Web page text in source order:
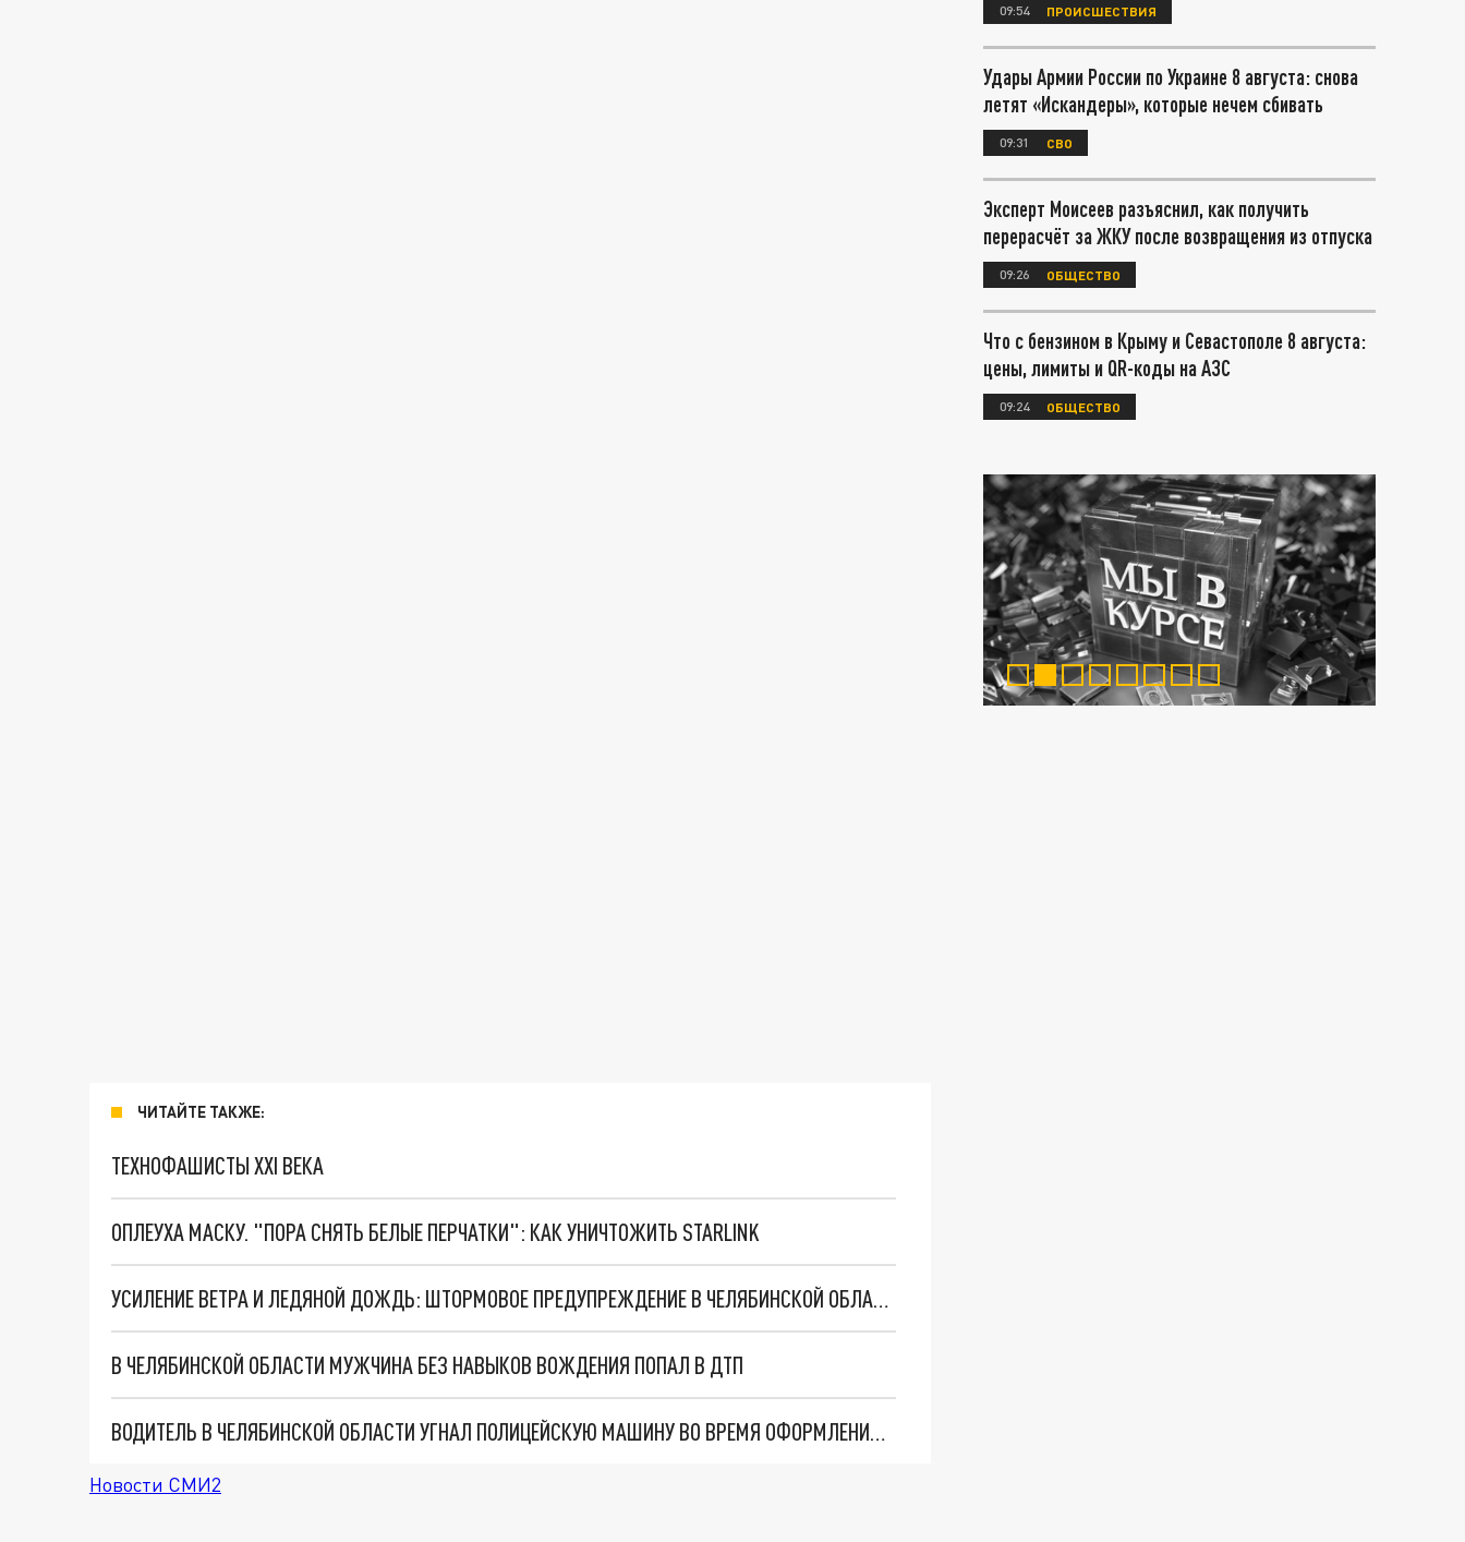
ЧИТАЙТЕ ТАКЖЕ:
ТЕХНОФАШИСТЫ XXI ВЕКА
ОПЛЕУХА МАСКУ. "ПОРА СНЯТЬ БЕЛЫЕ ПЕРЧАТКИ": КАК УНИЧТОЖИТЬ STARLINK
УСИЛЕНИЕ ВЕТРА И ЛЕДЯНОЙ ДОЖДЬ: ШТОРМОВОЕ ПРЕДУПРЕЖДЕНИЕ В ЧЕЛЯБИНСКОЙ ОБЛАСТИ
В ЧЕЛЯБИНСКОЙ ОБЛАСТИ МУЖЧИНА БЕЗ НАВЫКОВ ВОЖДЕНИЯ ПОПАЛ В ДТП
ВОДИТЕЛЬ В ЧЕЛЯБИНСКОЙ ОБЛАСТИ УГНАЛ ПОЛИЦЕЙСКУЮ МАШИНУ ВО ВРЕМЯ ОФОРМЛЕНИЯ ДТП
Новости СМИ2
09:54 ПРОИСШЕСТВИЯ
Удары Армии России по Украине 8 августа: снова
летят «Искандеры», которые нечем сбивать
09:31 СВО
Эксперт Моисеев разъяснил, как получить
перерасчёт за ЖКУ после возвращения из отпуска
09:26 ОБЩЕСТВО
Что с бензином в Крыму и Севастополе 8 августа:
цены, лимиты и QR-коды на АЗС
09:24 ОБЩЕСТВО